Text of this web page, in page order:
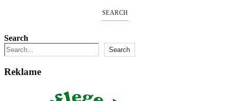
SEARCH
Search
Search
Reklame